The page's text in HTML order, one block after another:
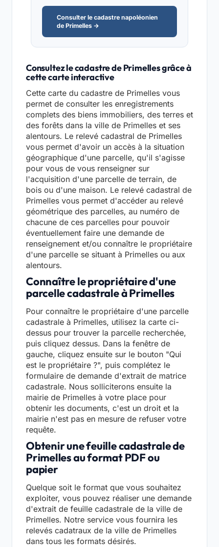
Consulter le cadastre napoléonien
de Primelles →
Consultez le cadastre de Primelles grâce à
cette carte interactive
Cette carte du cadastre de Primelles vous
permet de consulter les enregistrements
complets des biens immobiliers, des terres et
des forêts dans la ville de Primelles et ses
alentours. Le relevé cadastral de Primelles
vous permet d'avoir un accès à la situation
géographique d'une parcelle, qu'il s'agisse
pour vous de vous renseigner sur
l'acquisition d'une parcelle de terrain, de
bois ou d'une maison. Le relevé cadastral de
Primelles vous permet d'accéder au relevé
géométrique des parcelles, au numéro de
chacune de ces parcelles pour pouvoir
éventuellement faire une demande de
renseignement et/ou connaître le propriétaire
d'une parcelle se situant à Primelles ou aux
alentours.
Connaître le propriétaire d'une
parcelle cadastrale à Primelles
Pour connaître le propriétaire d'une parcelle
cadastrale à Primelles, utilisez la carte ci-
dessus pour trouver la parcelle recherchée,
puis cliquez dessus. Dans la fenêtre de
gauche, cliquez ensuite sur le bouton "Qui
est le propriétaire ?", puis complétez le
formulaire de demande d'extrait de matrice
cadastrale. Nous solliciterons ensuite la
mairie de Primelles à votre place pour
obtenir les documents, c'est un droit et la
mairie n'est pas en mesure de refuser votre
requête.
Obtenir une feuille cadastrale de
Primelles au format PDF ou
papier
Quelque soit le format que vous souhaitez
exploiter, vous pouvez réaliser une demande
d'extrait de feuille cadastrale de la ville de
Primelles. Notre service vous fournira les
relevés cadatraux de la ville de Primelles
dans tous les formats désirés.